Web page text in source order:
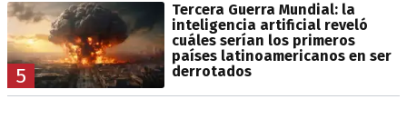
5
Tercera Guerra Mundial: la
inteligencia artificial reveló
cuáles serían los primeros
países latinoamericanos en ser
derrotados